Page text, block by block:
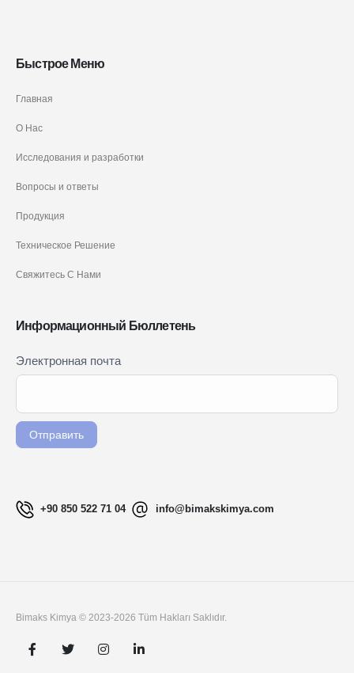
Быстрое Меню
Главная
О Нас
Исследования и разработки
Вопросы и ответы
Продукция
Техническое Решение
Свяжитесь С Нами
Информационный Бюллетень
Newsletter
Signup
Электронная почта
Отправить
Если вы
человек,
пустым.
+90 850 522 71 04 info@bimakskimya.com
Bimaks Kimya © 2023-2026 Tüm Hakları Saklıdır.